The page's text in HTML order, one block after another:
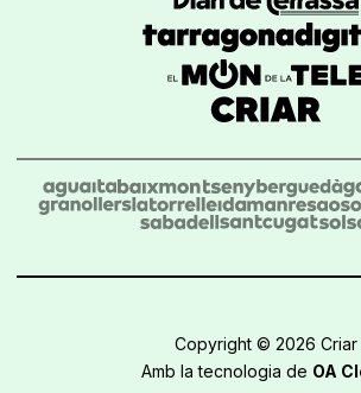
Copyright © 2026 Criar
Amb la tecnologia de OA